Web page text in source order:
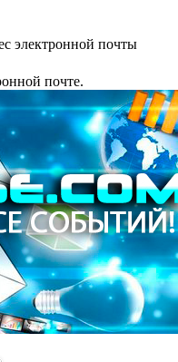
электронной почты
почте.